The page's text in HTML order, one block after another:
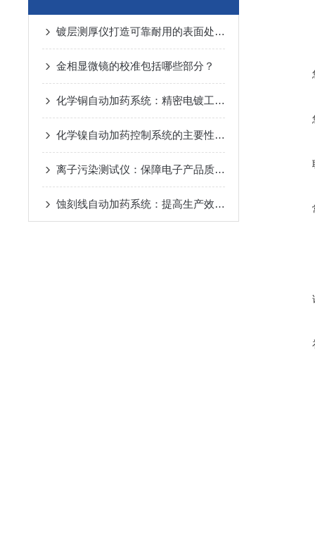
镀层测厚仪打造可靠耐用的表面处理解决方案
金相显微镜的校准包括哪些部分？
化学铜自动加药系统：精密电镀工艺的智能化保障
化学镍自动加药控制系统的主要性能特点分析
离子污染测试仪：保障电子产品质量的关键工具
蚀刻线自动加药系统：提高生产效率的解决方案